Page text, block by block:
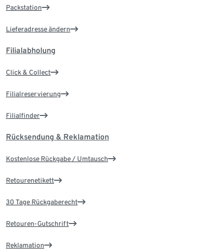
Packstation
Lieferadresse ändern
Filialabholung
Click & Collect
Filialreservierung
Filialfinder
Rücksendung & Reklamation
Kostenlose Rückgabe / Umtausch
Retourenetikett
30 Tage Rückgaberecht
Retouren-Gutschrift
Reklamation